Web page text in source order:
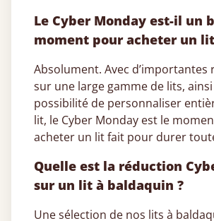
Le Cyber Monday est-il un
moment pour acheter un
Absolument. Avec d’importantes
sur une large gamme de lits,
possibilité de personnaliser
lit, le Cyber Monday est le
acheter un lit fait pour durer
Quelle est la réduction
sur un lit à baldaquin ?
Une sélection de nos lits à